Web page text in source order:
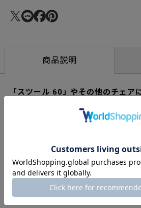
商品説明
「スツール 60」やその他のチェア
「ゼブラ」の生地は、バウハウスの織職
あったオッティ・バーガーによってデザ
ノ・アアルトがヨーロッパを旅する中で
アルテックの製品と店舗にこの生地を取
生地を張った「400 アームチェア タンク
ルテックを象徴する存在です。 ゼブラは
かで心地良い肌触りの双方を兼ね備えて
ッションは、アルテックの「スツール